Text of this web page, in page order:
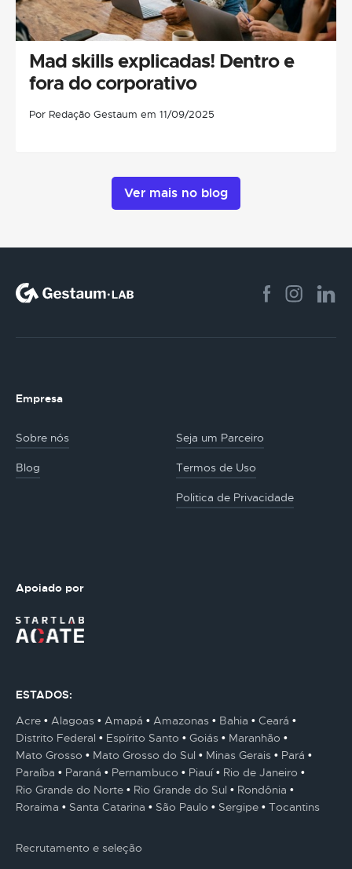
Mad skills explicadas! Dentro e
fora do corporativo
Por Redação Gestaum em 11/09/2025
Ver mais no blog
Empresa
Sobre nós Seja um Parceiro
Blog Termos de Uso
Politica de Privacidade
Apoiado por
ESTADOS:
Acre
Alagoas Amapá Amazonas Bahia
Ceará
Distrito Federal
Espírito Santo Goiás
Maranhão
Mato Grosso
Mato Grosso do Sul Minas Gerais
Pará
Paraíba
Paraná Pernambuco Piauí
Rio de Janeiro
Rio Grande do Norte
Rio Grande do Sul
Rondônia
Roraima
Santa Catarina São Paulo Sergipe Tocantins
Recrutamento e seleção